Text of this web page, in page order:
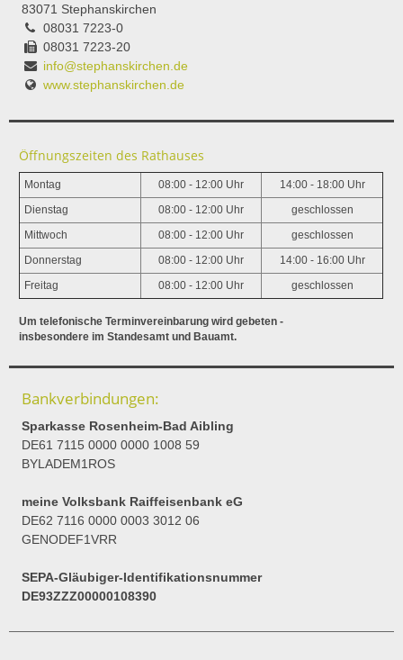
83071 Stephanskirchen
08031 7223-0
08031 7223-20
info@stephanskirchen.de
www.stephanskirchen.de
Öffnungszeiten des Rathauses
Montag 08:00 - 12:00 Uhr 14:00 - 18:00 Uhr
Dienstag 08:00 - 12:00 Uhr geschlossen
Mittwoch 08:00 - 12:00 Uhr geschlossen
Donnerstag 08:00 - 12:00 Uhr 14:00 - 16:00 Uhr
Freitag 08:00 - 12:00 Uhr geschlossen
Um telefonische Terminvereinbarung wird gebeten -
insbesondere im Standesamt und Bauamt.
Bankverbindungen:
Sparkasse Rosenheim-Bad Aibling
DE61 7115 0000 0000 1008 59
BYLADEM1ROS
meine Volksbank Raiffeisenbank eG
DE62 7116 0000 0003 3012 06
GENODEF1VRR
SEPA-Gläubiger-Identifikationsnummer
DE93ZZZ00000108390